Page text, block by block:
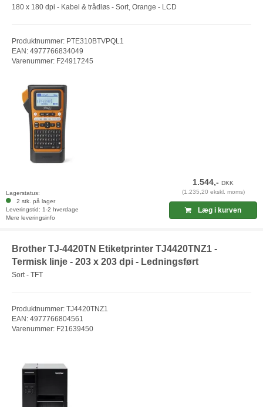
180 x 180 dpi - Kabel & trådløs - Sort, Orange - LCD
Produktnummer: PTE310BTVPQL1
EAN: 4977766834049
Varenummer: F24917245
Lagerstatus:
2 stk. på lager
Leveringstid: 1-2 hverdage
Mere leveringsinfo
1.544,-DKK
(1.235,20 ekskl. moms)
Læg i kurven
Brother TJ-4420TN Etiketprinter TJ4420TNZ1 -
Termisk linje - 203 x 203 dpi - Ledningsført
Sort - TFT
Produktnummer: TJ4420TNZ1
EAN: 4977766804561
Varenummer: F21639450